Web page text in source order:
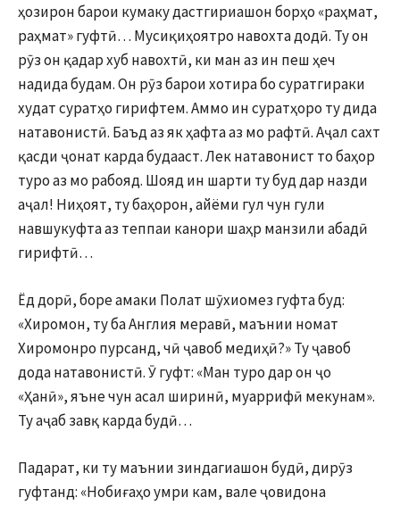
ҳозирон барои кумаку дастгириашон борҳо «раҳмат,
раҳмат» гуфтӣ… Мусиқиҳоятро навохта додӣ. Ту он
рӯз он қадар хуб навохтӣ, ки ман аз ин пеш ҳеч
надида будам. Он рӯз барои хотира бо суратгираки
худат суратҳо гирифтем. Аммо ин суратҳоро ту дида
натавонистӣ. Баъд аз як ҳафта аз мо рафтӣ. Аҷал сахт
қасди ҷонат карда будааст. Лек натавонист то баҳор
туро аз мо рабояд. Шояд ин шарти ту буд дар назди
аҷал! Ниҳоят, ту баҳорон, айёми гул чун гули
навшукуфта аз теппаи канори шаҳр манзили абадӣ
гирифтӣ…
Ёд дорӣ, боре амаки Полат шӯхиомез гуфта буд:
«Хиромон, ту ба Англия меравӣ, маънии номат
Хиромонро пурсанд, чӣ ҷавоб медиҳӣ?» Ту ҷавоб
дода натавонистӣ. Ӯ гуфт: «Ман туро дар он ҷо
«Ҳанӣ», яъне чун асал ширинӣ, муаррифӣ мекунам».
Ту аҷаб завқ карда будӣ…
Падарат, ки ту маънии зиндагиашон будӣ, дирӯз
гуфтанд: «Нобиғаҳо умри кам, вале ҷовидона